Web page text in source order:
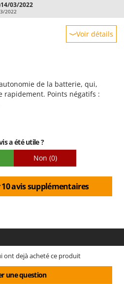
14/03/2022
2022
Voir détails
de la batterie, qui,
rapidement. Points négatifs :
a été utile ?
Non (0)
avis supplémentaires
ont dejà acheté ce produit
une question